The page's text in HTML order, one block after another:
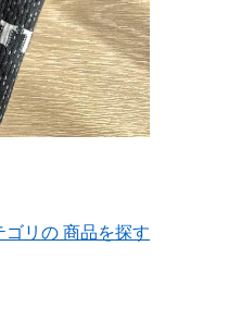
ゴリの 商品を探す